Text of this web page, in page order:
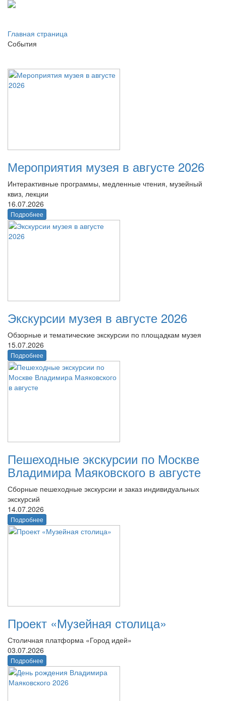
Главная страница
События
Мероприятия музея в августе 2026
Интерактивные программы, медленные чтения, музейный
квиз, лекции
16.07.2026
Подробнее
Экскурсии музея в августе 2026
Обзорные и тематические экскурсии по площадкам музея
15.07.2026
Подробнее
Пешеходные экскурсии по Москве
Владимира Маяковского в августе
Сборные пешеходные экскурсии и заказ индивидуальных
экскурсий
14.07.2026
Подробнее
Проект «Музейная столица»
Столичная платформа «Город идей»
03.07.2026
Подробнее